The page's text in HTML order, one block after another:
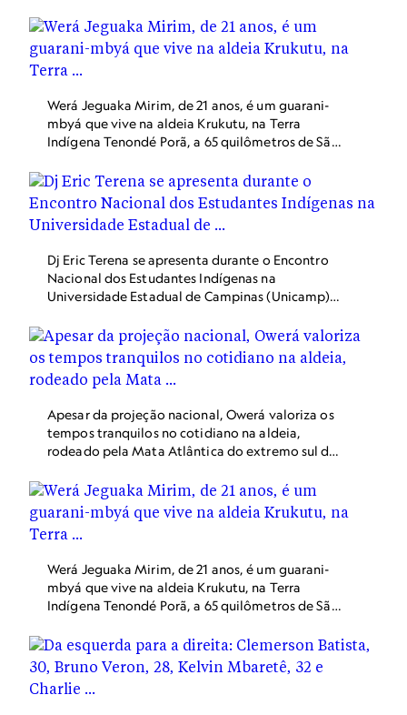
Werá Jeguaka Mirim, de 21 anos, é um guarani-
mbyá que vive na aldeia Krukutu, na Terra
Indígena Tenondé Porã, a 65 quilômetros de São
com Caetano Veloso, Maria Gadú e Criolo, além
de parcerias com outros grupos indígenas como
Dj Eric Terena se apresenta durante o Encontro
Nacional dos Estudantes Indígenas na
Universidade Estadual de Campinas (Unicamp),
Terena leva a cultura e as causas indígenas pelo
mundo, com shows na Marcha pelo Clima em
Nova York (2019) e na Conferência do Clima em
Glasgow, no Reino Unido (2021).
Apesar da projeção nacional, Owerá valoriza os
tempos tranquilos no cotidiano na aldeia,
rodeado pela Mata Atlântica do extremo sul de
Werá Jeguaka Mirim, de 21 anos, é um guarani-
mbyá que vive na aldeia Krukutu, na Terra
Indígena Tenondé Porã, a 65 quilômetros de São
com Caetano Veloso, Maria Gadú e Criolo, além
de parcerias com outros grupos indígenas como
o Brô MC’s e Oz Guarani.